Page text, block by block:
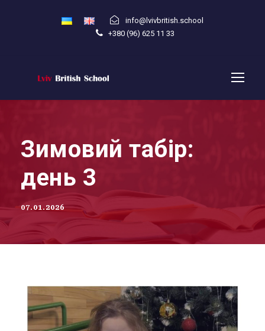
info@lvivbritish.school
+380 (96) 625 11 33
Зимовий табір:
день 3
07.01.2026